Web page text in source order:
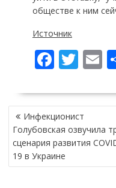
обществе к ним
Источник
F
e
b
o
o
k
T
itt
er
E
НАВІГАЦІЯ
ЗАПИСІВ
Инфекционист
Голубовская озвучила
сценария развития
19 в Украине